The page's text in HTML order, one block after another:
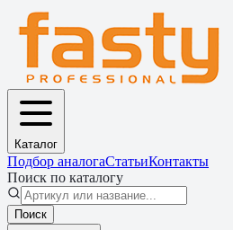
Каталог
Подбор аналогаСтатьиКонтакты
Поиск по каталогу
Поиск